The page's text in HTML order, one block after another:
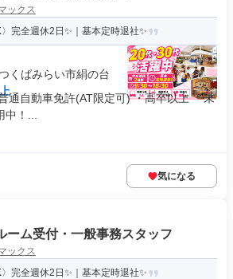
ックス
〉完全週休2日✨｜基本定時退社✨
くばみらい市絹の台
通自動車免許(AT限定可) ・高卒以上 ＊未
！...
気になる
ーム受付・一般事務スタッフ
ックス
〉完全週休2日✨｜基本定時退社✨